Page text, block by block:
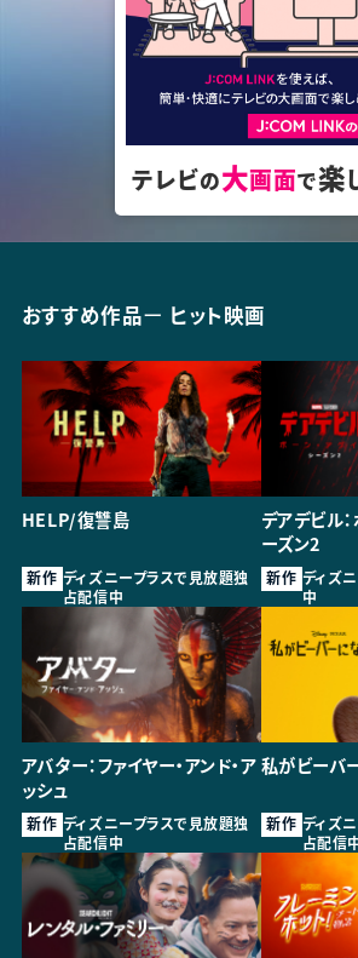
テレビの大画面で楽
おすすめ作品ー ヒット映画
HELP/復讐島
新作 ディズニープラスで見放題独
占配信中
デアデビル
ーズン2
新作 ディズ
中
アバター：ファイヤー・アンド・ア
ッシュ
新作 ディズニープラスで見放題独
占配信中
私がビーバ
新作 ディズ
占配信